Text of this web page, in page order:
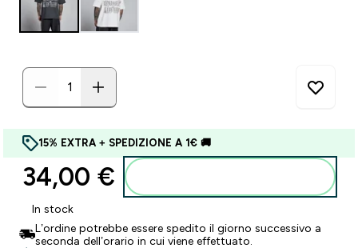
15% EXTRA + SPEDIZIONE A 1€ 🚚
34,00 €‎
In stock
L’ordine potrebbe essere spedito il giorno successivo a
seconda dell’orario in cui viene effettuato.